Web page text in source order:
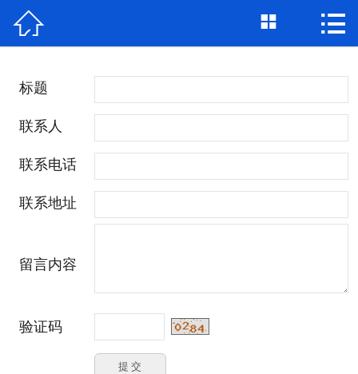
网站首页
产品展示
新闻资讯
工程案例
联系我们
  
标题
联系人
联系电话
联系地址
留言内容
验证码